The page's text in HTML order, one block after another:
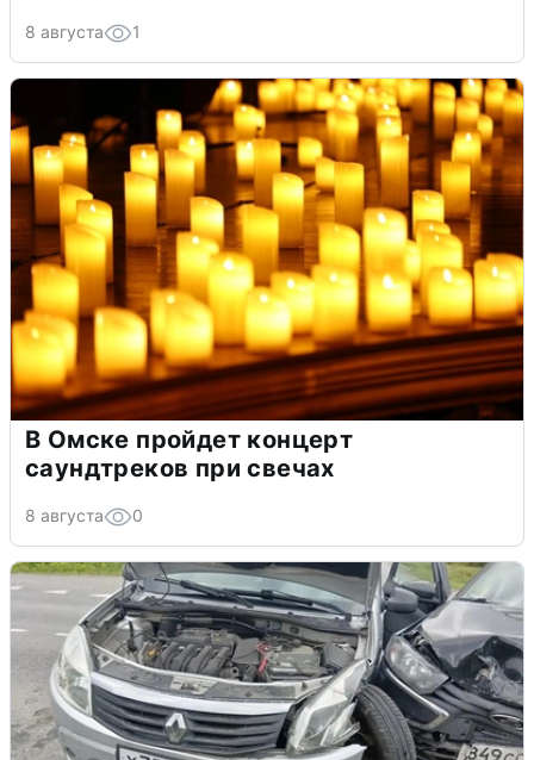
8 августа 1
В Омске пройдет концерт
саундтреков при свечах
8 августа 0